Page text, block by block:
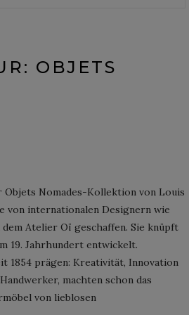
OBJETS
Objets Nomades-Kollektion von Louis
internationalen Designern wie
Atelier Oï geschaffen. Sie knüpft
19. Jahrhundert entwickelt.
1854 prägen: Kreativität, Innovation
machten schon das
von lieblosen